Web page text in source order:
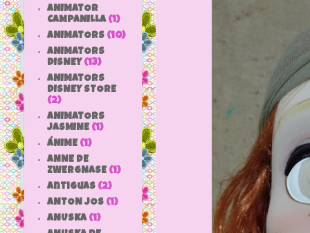
ANIMATOR
CAMPANILLA (1)
ANIMATORS (10)
ANIMATORS
DISNEY (13)
ANIMATORS
DISNEY STORE
(2)
ANIMATORS
JASMINE (1)
ÁNIME (1)
ANNE DE
ZWERGNASE (1)
antiguas (2)
ANTON JOS (1)
ANUSKA (1)